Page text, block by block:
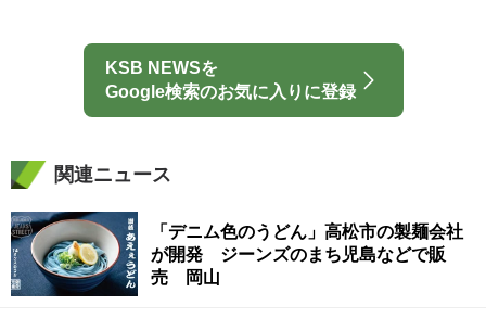
KSB NEWSを
Google検索のお気に入りに登録
関連ニュース
「デニム色のうどん」高松市の製麺会社
が開発 ジーンズのまち児島などで販
売 岡山